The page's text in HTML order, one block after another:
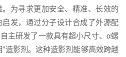
为寻求更加安全、精准、长效的
发，通过分子设计合成了外源配
主研发了一款具有超小尺寸、α螺
造影剂。这种造影剂能够高效跨越